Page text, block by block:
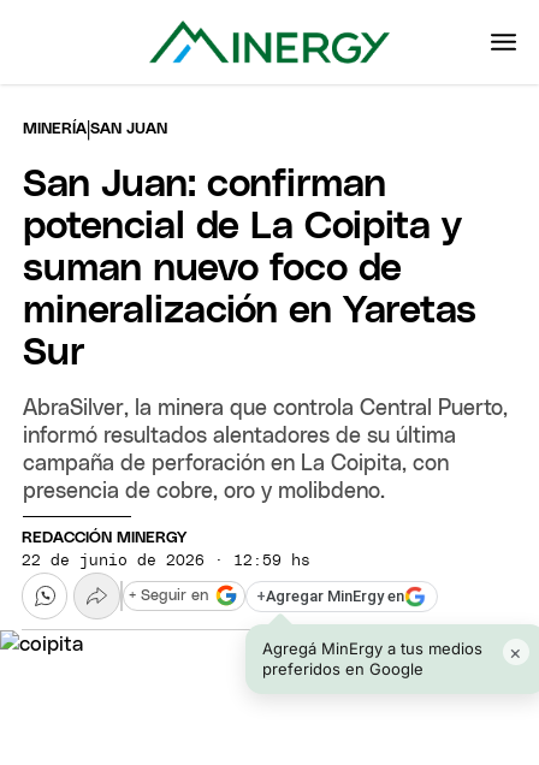
MINERÍA |SAN JUAN
San Juan: confirman
potencial de La Coipita y
suman nuevo foco de
mineralización en Yaretas
Sur
AbraSilver, la minera que controla Central Puerto,
informó resultados alentadores de su última
campaña de perforación en La Coipita, con
presencia de cobre, oro y molibdeno.
REDACCIÓN MINERGY
22 de junio de 2026 · 12:59 hs
+Agregar MinErgy en
Agregá MinErgy a tus medios
preferidos en Google
×
+ Seguir en